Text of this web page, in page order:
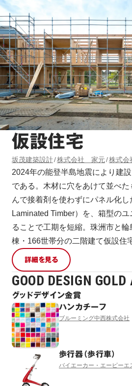
仮設住宅
坂茂建築設計 株式会社 家元 株式
2024年の能登半島地震により建
である。木材に穴をあけて並べ
んで接着剤を使わずにパネル化し
Laminated Timber）を、箱型の
ることで工期を短縮。珠洲市と
棟・166世帯分の二階建て仮設住
詳細を見る
GOOD DESIGN GOLD
グッドデザイン金賞
ハンカチーフ
ブルーミング中西株式会社
歩行器（歩行車）
バイエーカー・エーピーエ